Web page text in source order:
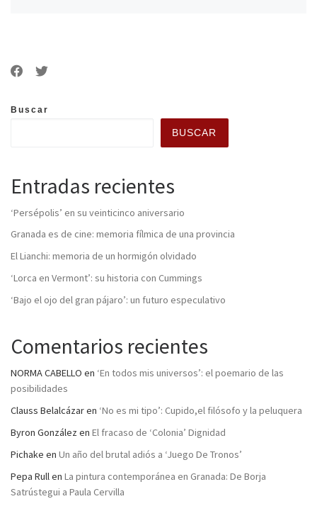
Buscar
BUSCAR
Entradas recientes
‘Persépolis’ en su veinticinco aniversario
Granada es de cine: memoria fílmica de una provincia
El Lianchi: memoria de un hormigón olvidado
‘Lorca en Vermont’: su historia con Cummings
‘Bajo el ojo del gran pájaro’: un futuro especulativo
Comentarios recientes
NORMA CABELLO en ‘En todos mis universos’: el poemario de las
posibilidades
Clauss Belalcázaren ‘No es mi tipo’: Cupido,el filósofo y la peluquera
Byron González en El fracaso de ‘Colonia’ Dignidad
Pichake en Un año del brutal adiós a ‘Juego De Tronos’
Pepa Rullen La pintura contemporánea en Granada: De Borja
Satrústegui a Paula Cervilla